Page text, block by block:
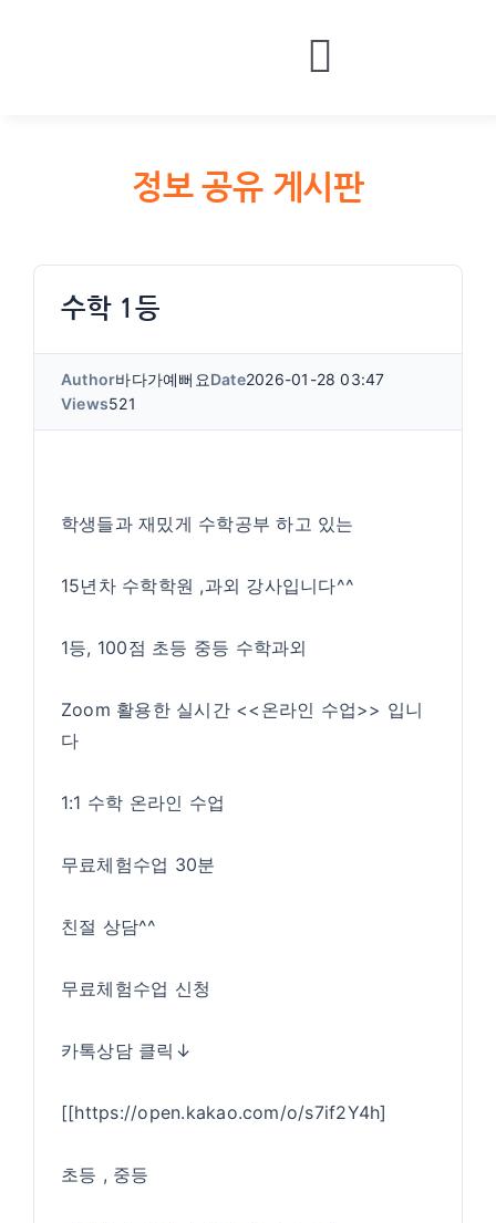
Toggle
MONEY
정보 공유 게시판
수학 1등
Author바다가예뻐요Date2026-01-28 03:47
Views521
학생들과 재밌게 수학공부 하고 있는
15년차 수학학원 ,과외 강사입니다^^
1등, 100점 초등 중등 수학과외
Zoom 활용한 실시간 <<온라인 수업>> 입니
다
1:1 수학 온라인 수업
무료체험수업 30분
친절 상담^^
무료체험수업 신청
카톡상담 클릭↓
[[https://open.kakao.com/o/s7if2Y4h]
초등 , 중등